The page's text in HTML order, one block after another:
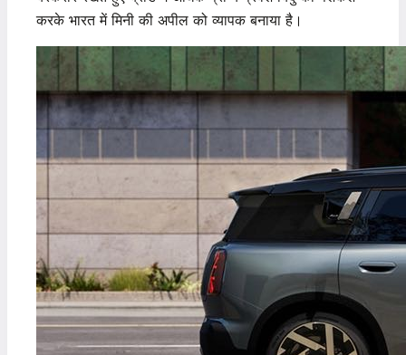
करके भारत में मिनी की अपील को व्यापक बनाया है।